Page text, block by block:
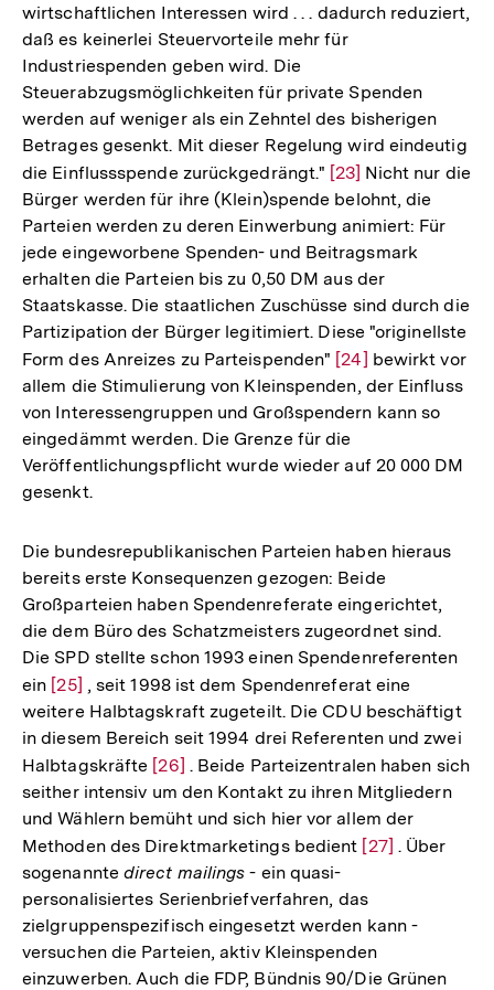
wirtschaftlichen Interessen wird . . . dadurch reduziert,
daß es keinerlei Steuervorteile mehr für
Industriespenden geben wird. Die
Steuerabzugsmöglichkeiten für private Spenden
werden auf weniger als ein Zehntel des bisherigen
Betrages gesenkt. Mit dieser Regelung wird eindeutig
die Einflussspende zurückgedrängt." Zur
Auflösung
der
Fußnote
[23] Nicht nur die
Bürger werden für ihre (Klein)spende belohnt, die
Parteien werden zu deren Einwerbung animiert: Für
jede eingeworbene Spenden- und Beitragsmark
erhalten die Parteien bis zu 0,50 DM aus der
Staatskasse. Die staatlichen Zuschüsse sind durch die
Partizipation der Bürger legitimiert. Diese "originellste
Form des Anreizes zu Parteispenden" Zur
Auflösung
der
Fußnote
[24] bewirkt vor
allem die Stimulierung von Kleinspenden, der Einfluss
von Interessengruppen und Großspendern kann so
eingedämmt werden. Die Grenze für die
Veröffentlichungspflicht wurde wieder auf 20 000 DM
gesenkt.
Die bundesrepublikanischen Parteien haben hieraus
bereits erste Konsequenzen gezogen: Beide
Großparteien haben Spendenreferate eingerichtet,
die dem Büro des Schatzmeisters zugeordnet sind.
Die SPD stellte schon 1993 einen Spendenreferenten
ein Zur
Auflösung
der
Fußnote
[25] , seit 1998 ist dem Spendenreferat eine
weitere Halbtagskraft zugeteilt. Die CDU beschäftigt
in diesem Bereich seit 1994 drei Referenten und zwei
Halbtagskräfte Zur
Auflösung
der
Fußnote
[26] . Beide Parteizentralen haben sich
seither intensiv um den Kontakt zu ihren Mitgliedern
und Wählern bemüht und sich hier vor allem der
Methoden des Direktmarketings bedient Zur
der
Fußnote
[27] . Über
sogenannte direct mailings - ein quasi-
personalisiertes Serienbriefverfahren, das
zielgruppenspezifisch eingesetzt werden kann -
versuchen die Parteien, aktiv Kleinspenden
einzuwerben. Auch die FDP, Bündnis 90/Die Grünen